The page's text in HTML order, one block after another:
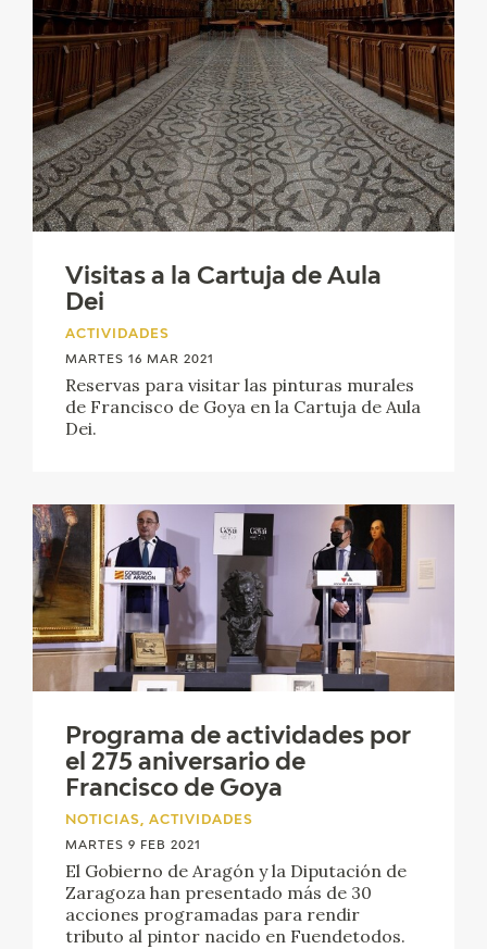
Visitas a la Cartuja de Aula
Dei
ACTIVIDADES
MARTES 16 MAR 2021
Reservas para visitar las pinturas murales
de Francisco de Goya en la Cartuja de Aula
Dei.
Programa de actividades por
el 275 aniversario de
Francisco de Goya
NOTICIAS, ACTIVIDADES
MARTES 9 FEB 2021
El Gobierno de Aragón y la Diputación de
Zaragoza han presentado más de 30
acciones programadas para rendir
tributo al pintor nacido en Fuendetodos.